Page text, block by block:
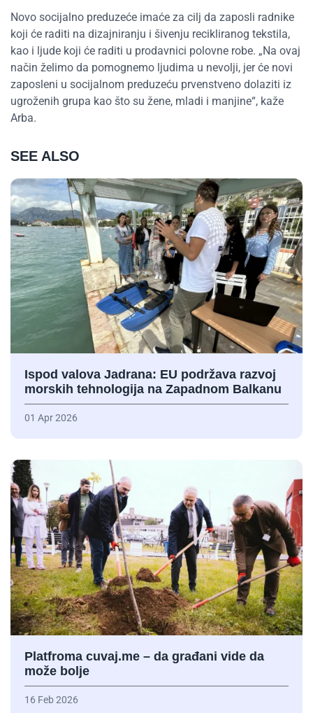
Novo socijalno preduzeće imaće za cilj da zaposli radnike
koji će raditi na dizajniranju i šivenju recikliranog tekstila,
kao i ljude koji će raditi u prodavnici polovne robe. „Na ovaj
način želimo da pomognemo ljudima u nevolji, jer će novi
zaposleni u socijalnom preduzeću prvenstveno dolaziti iz
ugroženih grupa kao što su žene, mladi i manjine“, kaže
Arba.
SEE ALSO
Ispod valova Jadrana: EU podržava razvoj
morskih tehnologija na Zapadnom Balkanu
01 Apr 2026
Platfroma cuvaj.me – da građani vide da
može bolje
16 Feb 2026